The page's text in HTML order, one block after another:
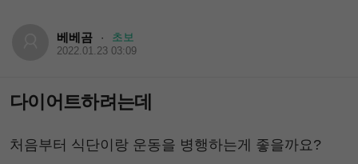
베베곰 · 초보
2022.01.23 03:09
다이어트하려는데
처음부터 식단이랑 운동을 병행하는게 좋을까요?